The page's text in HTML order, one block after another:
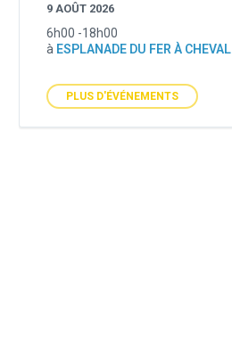
9 AOÛT 2026
6h00 -18h00
à ESPLANADE DU FER À CHEVAL
PLUS D'ÉVÉNEMENTS